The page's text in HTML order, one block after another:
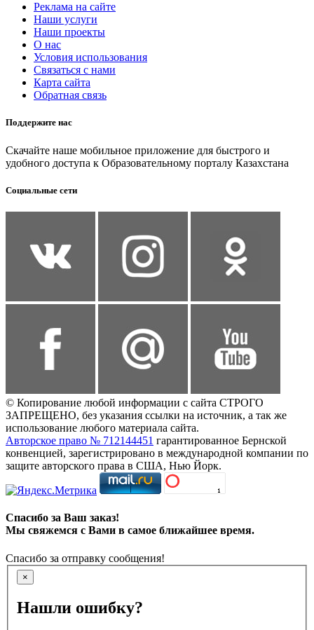
Реклама на сайте
Наши услуги
Наши проекты
О нас
Условия использования
Связаться с нами
Карта сайта
Обратная связь
Поддержите нас
Скачайте наше мобильное приложение для быстрого и
удобного доступа к Образовательному порталу Казахстана
Социальные сети
© Копирование любой информации с сайта СТРОГО
ЗАПРЕЩЕНО, без указания ссылки на источник, а так же
использование любого материала сайта.
Авторское право № 712144451 гарантированное Бернской
конвенцией, зарегистрировано в международной компании по
защите авторского права в США, Нью Йорк.
Спасибо за Ваш заказ!
Мы свяжемся с Вами в самое ближайшее время.
Спасибо за отправку сообщения!
×
Нашли ошибку?